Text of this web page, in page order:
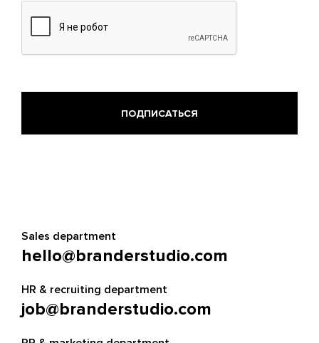
Sales department
hello@branderstudio.com
HR & recruiting department
job@branderstudio.com